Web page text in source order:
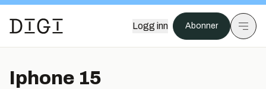
Logg inn Abonner
Iphone 15